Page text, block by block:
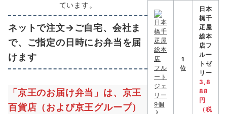
ています。
ネットで注文→ご自宅、会社ま
で、ご指定の日時にお弁当を届
けます
「京王のお届け弁当」は、京王
百貨店（および京王グループ）
1
位
日本
橋千
疋屋
総本
店フ
ルー
トゼ
リー
3,8
88
円
（税